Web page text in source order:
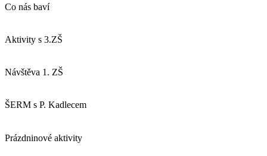
Co nás baví
Aktivity s 3.ZŠ
Návštěva 1. ZŠ
ŠERM s P. Kadlecem
Prázdninové aktivity